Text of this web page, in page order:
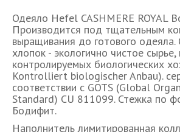
Одеяло Hefel CASHMERE ROYAL
Производится под тщательным
выращивания до готового одеяла.
хлопок - экологично чистое
контролируемых биологических
Kontrolliert biologischer Anbau).
соответствии с GOTS (Global
Standard) CU 811099. Стежка по
Бодифит.
Наполнитель лимитированная